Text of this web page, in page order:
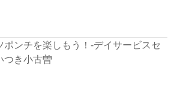
ポンチを楽しもう！-デイサービスセ
つき小古曽